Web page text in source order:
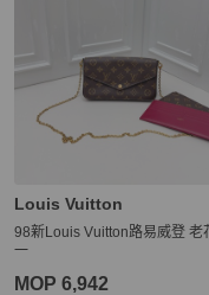
Louis Vuitton
98新Louis Vuitton路易威登 老
一
MOP 6,942